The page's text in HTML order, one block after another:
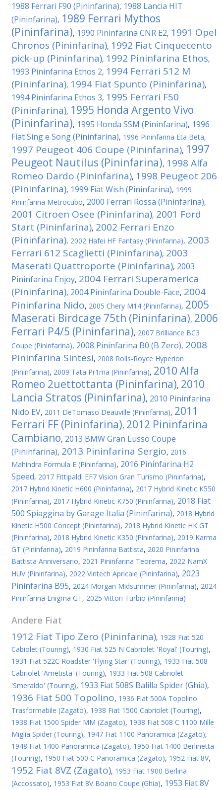
1988 Ferrari F90 (Pininfarina), 1988 Lancia HIT
(Pininfarina), 1989 Ferrari Mythos
(Pininfarina), 1990 Pininfarina CNR E2, 1991 Opel
Chronos (Pininfarina), 1992 Fiat Cinquecento
pick-up (Pininfarina), 1992 Pininfarina Ethos,
1993 Pininfarina Ethos 2, 1994 Ferrari 512 M
(Pininfarina), 1994 Fiat Spunto (Pininfarina),
1994 Pininfarina Ethos 3, 1995 Ferrari F50
(Pininfarina), 1995 Honda Argento Vivo
(Pininfarina), 1995 Honda SSM (Pininfarina), 1996
Fiat Sing e Song (Pininfarina), 1996 Pininfarina Eta Beta,
1997 Peugeot 406 Coupe (Pininfarina), 1997
Peugeot Nautilus (Pininfarina), 1998 Alfa
Romeo Dardo (Pininfarina), 1998 Peugeot 206
(Pininfarina), 1999 Fiat Wish (Pininfarina), 1999
Pininfarina Metrocubo, 2000 Ferrari Rossa (Pininfarina),
2001 Citroen Osee (Pininfarina), 2001 Ford
Start (Pininfarina), 2002 Ferrari Enzo
(Pininfarina), 2002 Hafei HF Fantasy (Pininfarina), 2003
Ferrari 612 Scaglietti (Pininfarina), 2003
Maserati Quattroporte (Pininfarina), 2003
Pininfarina Enjoy, 2004 Ferrari Superamerica
(Pininfarina), 2004 Pininfarina Double-Face, 2004
Pininfarina Nido, 2005 Chery M14 (Pininfarina), 2005
Maserati Birdcage 75th (Pininfarina), 2006
Ferrari P4/5 (Pininfarina), 2007 Brilliance BC3
Coupe (Pininfarina), 2008 Pininfarina B0 (B Zero), 2008
Pininfarina Sintesi, 2008 Rolls-Royce Hyperion
(Pininfarina), 2009 Tata Pr1ma (Pininfarina), 2010 Alfa
Romeo 2uettottanta (Pininfarina), 2010
Lancia Stratos (Pininfarina), 2010 Pininfarina
Nido EV, 2011 DeTomaso Deauville (Pininfarina), 2011
Ferrari FF (Pininfarina), 2012 Pininfarina
Cambiano, 2013 BMW Gran Lusso Coupe
(Pininfarina), 2013 Pininfarina Sergio, 2016
Mahindra Formula E (Pininfarina), 2016 Pininfarina H2
Speed, 2017 Fittipaldi EF7 Vision Gran Turismo (Pininfarina),
2017 Hybrid Kinetic H600 (Pininfarina), 2017 Hybrid Kinetic K550
(Pininfarina), 2017 Hybrid Kinetic K750 (Pininfarina), 2018 Fiat
500 Spiaggina by Garage Italia (Pininfarina), 2018 Hybrid
Kinetic H500 Concept (Pininfarina), 2018 Hybrid Kinetic HK GT
(Pininfarina), 2018 Hybrid Kinetic K350 (Pininfarina), 2019 Karma
GT (Pininfarina), 2019 Pininfarina Battista, 2020 Pininfarina
Battista Anniversario, 2021 Pininfarina Teorema, 2022 NamX
HUV (Pininfarina), 2022 Viritech Apricale (Pininfarina), 2023
Pininfarina B95, 2024 Morgan Midsummer (Pininfarina), 2024
Pininfarina Enigma GT, 2025 Vittori Turbio (Pininfarina)
Andere Fiat
1912 Fiat Tipo Zero (Pininfarina), 1928 Fiat 520
Cabiolet (Touring), 1930 Fiat 525 N Cabriolet 'Royal' (Touring),
1931 Fiat 522C Roadster 'Flying Star' (Touring), 1933 Fiat 508
Cabriolet 'Ametista' (Touring), 1933 Fiat 508 Cabriolet
'Smeraldo' (Touring), 1933 Fiat 508S Balilla Spider (Ghia),
1936 Fiat 500 Topolino, 1936 Fiat 500A Topolino
Trasformabile (Zagato), 1938 Fiat 1500 Cabriolet (Touring),
1938 Fiat 1500 Spider MM (Zagato), 1938 Fiat 508 C 1100 Mille
Miglia Spider (Touring), 1947 Fiat 1100 Panoramica (Zagato),
1948 Fiat 1400 Panoramica (Zagato), 1950 Fiat 1400 Berlinetta
(Touring), 1950 Fiat 500 C Panoramica (Zagato), 1952 Fiat 8V,
1952 Fiat 8VZ (Zagato), 1953 Fiat 1900 Berlina
(Accossato), 1953 Fiat 8V Boano Coupe (Ghia), 1953 Fiat 8V